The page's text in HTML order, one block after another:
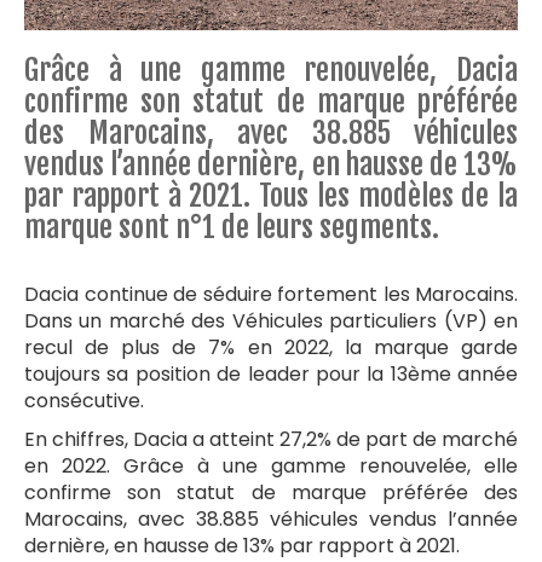
Grâce à une gamme renouvelée, Dacia
confirme son statut de marque préférée
des Marocains, avec 38.885 véhicules
vendus l’année dernière, en hausse de 13%
par rapport à 2021. Tous les modèles de la
marque sont n°1 de leurs segments.
Dacia continue de séduire fortement les Marocains.
Dans un marché des Véhicules particuliers (VP) en
recul de plus de 7% en 2022, la marque garde
toujours sa position de leader pour la 13ème année
consécutive.
En chiffres, Dacia a atteint 27,2% de part de marché
en 2022. Grâce à une gamme renouvelée, elle
confirme son statut de marque préférée des
Marocains, avec 38.885 véhicules vendus l’année
dernière, en hausse de 13% par rapport à 2021.